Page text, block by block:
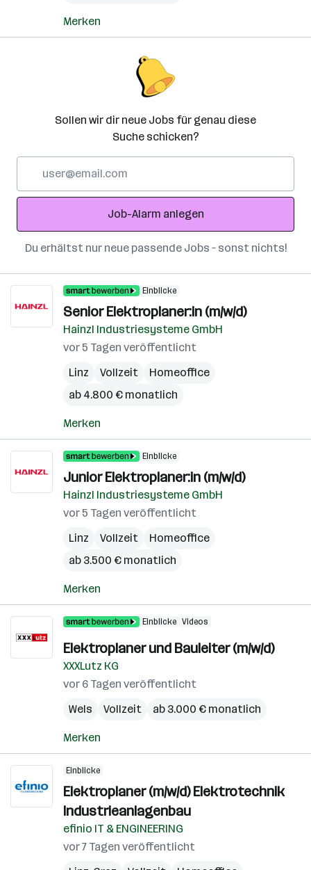
Merken
Sollen wir dir neue Jobs für genau diese
Suche schicken?
Adresse
Job-Alarm anlegen
Du erhältst nur neue passende Jobs – sonst nichts!
Einblicke
Senior Elektroplaner:in (m/w/d)
Hainzl Industriesysteme GmbH
vor 5 Tagen veröffentlicht
Linz
Vollzeit
Homeoffice
ab 4.800 € monatlich
Merken
Einblicke
Junior Elektroplaner:in (m/w/d)
Hainzl Industriesysteme GmbH
vor 5 Tagen veröffentlicht
Linz
Vollzeit
Homeoffice
ab 3.500 € monatlich
Merken
Einblicke Videos
Elektroplaner und Bauleiter (m/w/d)
XXXLutz KG
vor 6 Tagen veröffentlicht
Wels
Vollzeit ab 3.000 € monatlich
Merken
Einblicke
Elektroplaner (m/w/d) Elektrotechnik
Industrieanlagenbau
efinio IT & ENGINEERING
vor 7 Tagen veröffentlicht